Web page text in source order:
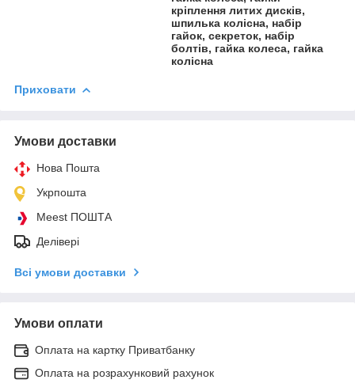
кріплення литих дисків,
шпилька колісна, набір
гайок, секреток, набір
болтів, гайка колеса, гайка
колісна
Приховати
Умови доставки
Нова Пошта
Укрпошта
Meest ПОШТА
Делівері
Всі умови доставки
Умови оплати
Оплата на картку Приватбанку
Оплата на розрахунковий рахунок